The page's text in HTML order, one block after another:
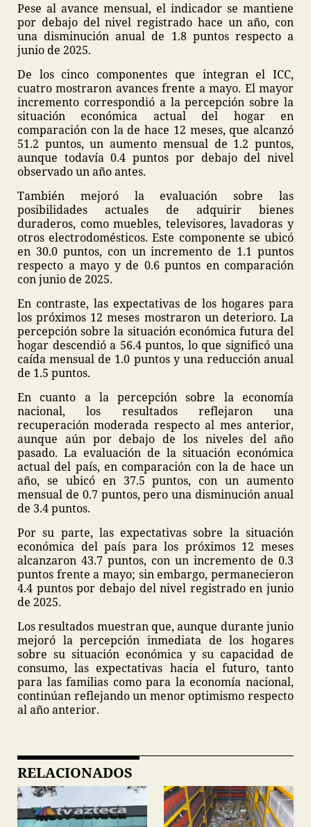
Pese al avance mensual, el indicador se mantiene
por debajo del nivel registrado hace un año, con
una disminución anual de 1.8 puntos respecto a
junio de 2025.
De los cinco componentes que integran el ICC,
cuatro mostraron avances frente a mayo. El mayor
incremento correspondió a la percepción sobre la
situación económica actual del hogar en
comparación con la de hace 12 meses, que alcanzó
51.2 puntos, un aumento mensual de 1.2 puntos,
aunque todavía 0.4 puntos por debajo del nivel
observado un año antes.
También mejoró la evaluación sobre las
posibilidades actuales de adquirir bienes
duraderos, como muebles, televisores, lavadoras y
otros electrodomésticos. Este componente se ubicó
en 30.0 puntos, con un incremento de 1.1 puntos
respecto a mayo y de 0.6 puntos en comparación
con junio de 2025.
En contraste, las expectativas de los hogares para
los próximos 12 meses mostraron un deterioro. La
percepción sobre la situación económica futura del
hogar descendió a 56.4 puntos, lo que significó una
caída mensual de 1.0 puntos y una reducción anual
de 1.5 puntos.
En cuanto a la percepción sobre la economía
nacional, los resultados reflejaron una
recuperación moderada respecto al mes anterior,
aunque aún por debajo de los niveles del año
pasado. La evaluación de la situación económica
actual del país, en comparación con la de hace un
año, se ubicó en 37.5 puntos, con un aumento
mensual de 0.7 puntos, pero una disminución anual
de 3.4 puntos.
Por su parte, las expectativas sobre la situación
económica del país para los próximos 12 meses
alcanzaron 43.7 puntos, con un incremento de 0.3
puntos frente a mayo; sin embargo, permanecieron
4.4 puntos por debajo del nivel registrado en junio
de 2025.
Los resultados muestran que, aunque durante junio
mejoró la percepción inmediata de los hogares
sobre su situación económica y su capacidad de
consumo, las expectativas hacia el futuro, tanto
para las familias como para la economía nacional,
continúan reflejando un menor optimismo respecto
al año anterior.
RELACIONADOS